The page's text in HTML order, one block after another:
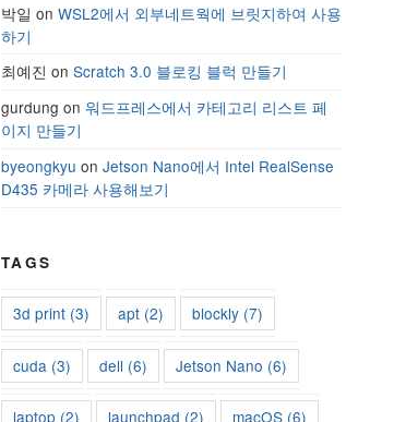
박일 on WSL2에서 외부네트웍에 브릿지하여 사용
하기
최예진 on Scratch 3.0 블로킹 블럭 만들기
gurdung on 워드프레스에서 카테고리 리스트 페
이지 만들기
byeongkyu on Jetson Nano에서 Intel RealSense
D435 카메라 사용해보기
TAGS
3d print (3) apt (2) blockly (7)
cuda (3) dell (6) Jetson Nano (6)
laptop (2) launchpad (2) macOS (6)